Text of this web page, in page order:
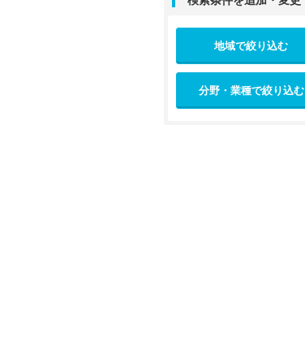
地域で絞り込む
分野・業種で絞り込む